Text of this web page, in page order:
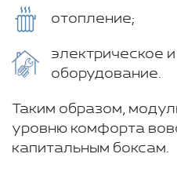
отопление;
электрическое
оборудование.
Таким образом,
уровню комфорта
капитальным боксам.